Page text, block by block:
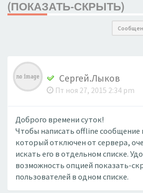
(ПОКАЗАТЬ-СКРЫТЬ)
Сергей.Лыков
Пт ноя 27, 2015 2:34 pm
Доброго времени суток!
Чтобы написать offline сообщение
который отключен от сервера,
искать его в отдельном списке.
возможность опцией показать-
пользователей в одном списке.